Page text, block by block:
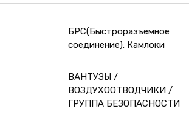
БРС(Быстроразъемное
соединение). Камлоки
ВАНТУЗЫ /
ВОЗДУХООТВОДЧИКИ /
ГРУППА БЕЗОПАСНОСТИ